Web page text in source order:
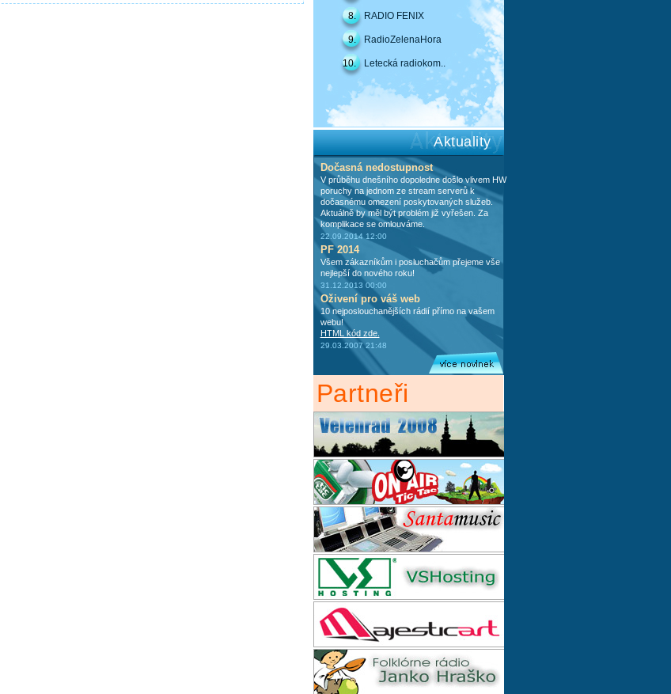
8. RADIO FENIX
9. RadioZelenaHora
10. Letecká radiokom..
Aktuality
Dočasná nedostupnost
V průběhu dnešního dopoledne došlo vlivem HW
poruchy na jednom ze stream serverů k
dočasnému omezení poskytovaných služeb.
Aktuálně by měl být problém již vyřešen. Za
komplikace se omlouváme.
22.09.2014 12:00
PF 2014
Všem zákazníkům i posluchačům přejeme vše
nejlepší do nového roku!
31.12.2013 00:00
Oživení pro váš web
10 nejposlouchanějších rádií přímo na vašem
webu!
HTML kód zde.
29.03.2007 21:48
Partneři